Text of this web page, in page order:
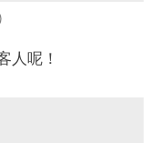
人呢！